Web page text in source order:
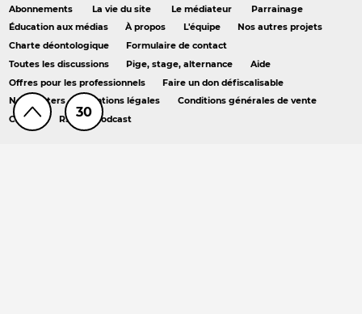
30
Abonnements La vie du site Le médiateur
Parrainage
Éducation aux médias
À propos L'équipe
Nos autres projets
Charte déontologique
Formulaire de contact
Toutes les discussions
Pige, stage, alternance
Aide
Offres pour les professionnels
Faire un don défiscalisable
Newsletters
Mentions légales
Conditions générales de vente
Crédits
RSS Podcast